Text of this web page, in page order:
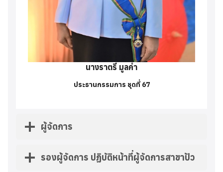
นางราตรี มูลคำ
ประธานกรรมการ ชุดที่ 67
ผู้จัดการ
รองผู้จัดการ ปฏิบัติหน้าที่ผู้จัดการสาขาปัว